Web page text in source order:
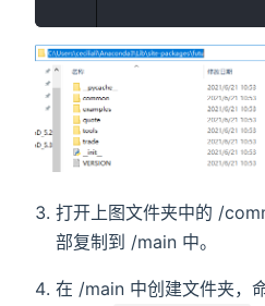
打开上图文件夹中的 /
部复制到 /main 中。
在 /main 中创建文件夹，